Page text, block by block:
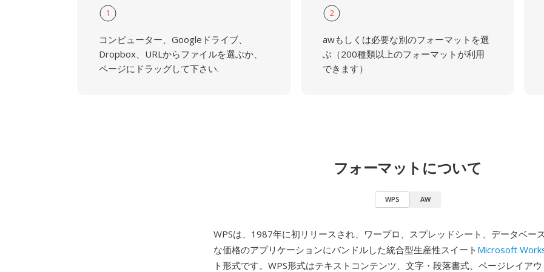
1
コンピューター、Googleドライブ、
Dropbox、URLからファイルを選ぶか、
ページにドラッグして下さい.
2
awもしくは必要な別のフォーマットを選
ぶ（200種類以上のフォーマットが利用
できます）
フォーマットについて
WPS AW
WPSは、1987年に初リリースされ、ワープロ、スプレッドシート、データベー
な価格のアプリケーションにバンドルした統合型生産性スイート Microsoft
ト形式です。WPS形式はテキストコンテンツ、文字・段落書式、ページレイアウ